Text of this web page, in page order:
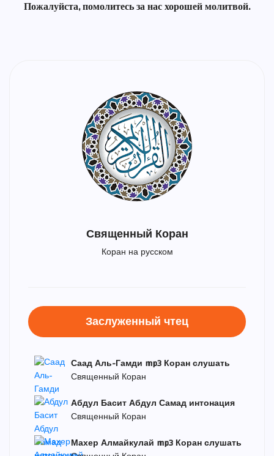
Пожалуйста, помолитесь за нас хорошей молитвой.
Священный Коран
Коран на русском
Заслуженный чтец
Саад Аль-Гамди mp3 Коран слушать
Священный Коран
Абдул Басит Абдул Самад интонация
Священный Коран
Махер Алмайкулай mp3 Коран слушать